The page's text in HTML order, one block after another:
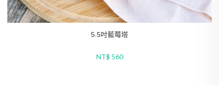
5.5吋綜合水果塔
NT$ 520